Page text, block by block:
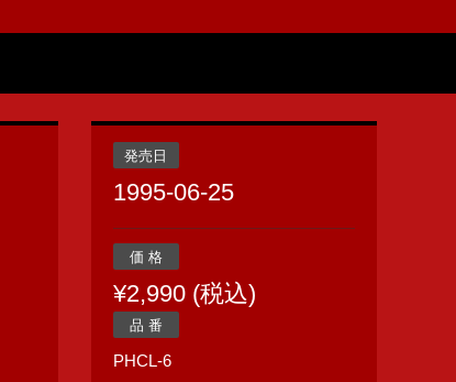
発売日
1995-06-25
価 格
¥2,990 (税込)
品 番
PHCL-6